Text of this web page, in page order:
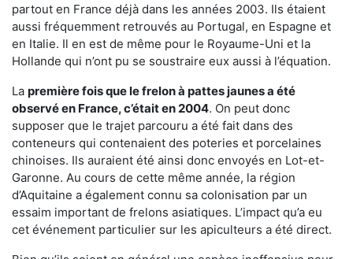
partout en France déjà dans les années 2003. Ils étaient
aussi fréquemment retrouvés au Portugal, en Espagne et
en Italie. Il en est de même pour le Royaume-Uni et la
Hollande qui n’ont pu se soustraire eux aussi à l’équation.
La première fois que le frelon à pattes jaunes a été
observé en France, c’était en 2004. On peut donc
supposer que le trajet parcouru a été fait dans des
conteneurs qui contenaient des poteries et porcelaines
chinoises. Ils auraient été ainsi donc envoyés en Lot-et-
Garonne. Au cours de cette même année, la région
d’Aquitaine a également connu sa colonisation par un
essaim important de frelons asiatiques. L’impact qu’a eu
cet événement particulier sur les apiculteurs a été direct.